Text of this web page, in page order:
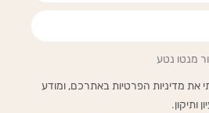
מנטו נטע
את מדיניות הפרטיות באתרכם, ומודע
ותיקון.